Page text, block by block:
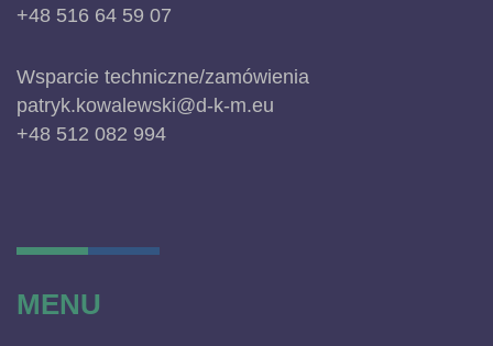
+48 516 64 59 07
Wsparcie techniczne/zamówienia
patryk.kowalewski@d-k-m.eu
+48 512 082 994
MENU